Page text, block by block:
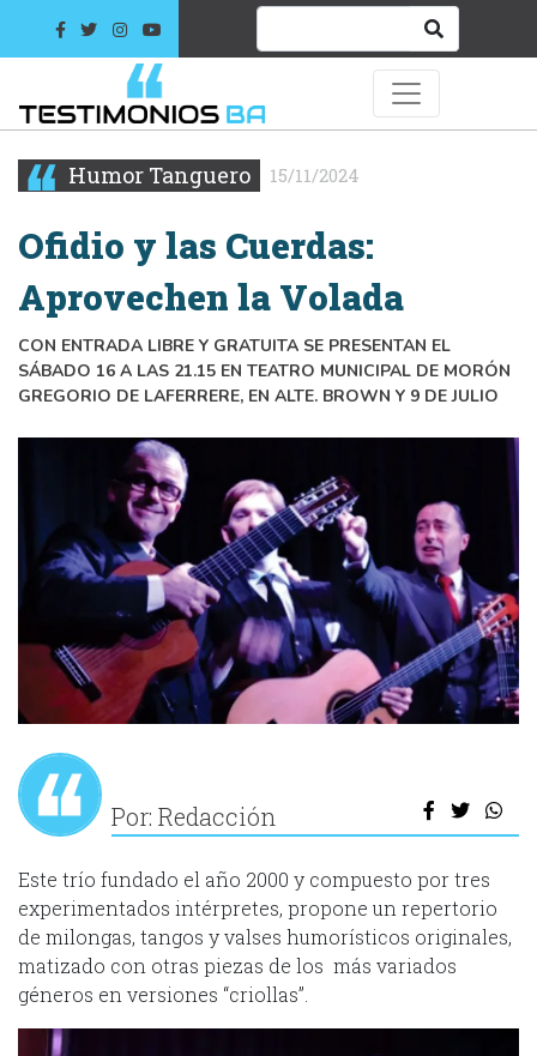
Humor Tanguero 15/11/2024
Ofidio y las Cuerdas:
Aprovechen la Volada
CON ENTRADA LIBRE Y GRATUITA SE PRESENTAN EL
SÁBADO 16 A LAS 21.15 EN TEATRO MUNICIPAL DE MORÓN
GREGORIO DE LAFERRERE, EN ALTE. BROWN Y 9 DE JULIO
Por: Redacción
Este trío fundado el año 2000 y compuesto por tres
experimentados intérpretes, propone un repertorio
de milongas, tangos y valses humorísticos originales,
matizado con otras piezas de los más variados
géneros en versiones “criollas”.